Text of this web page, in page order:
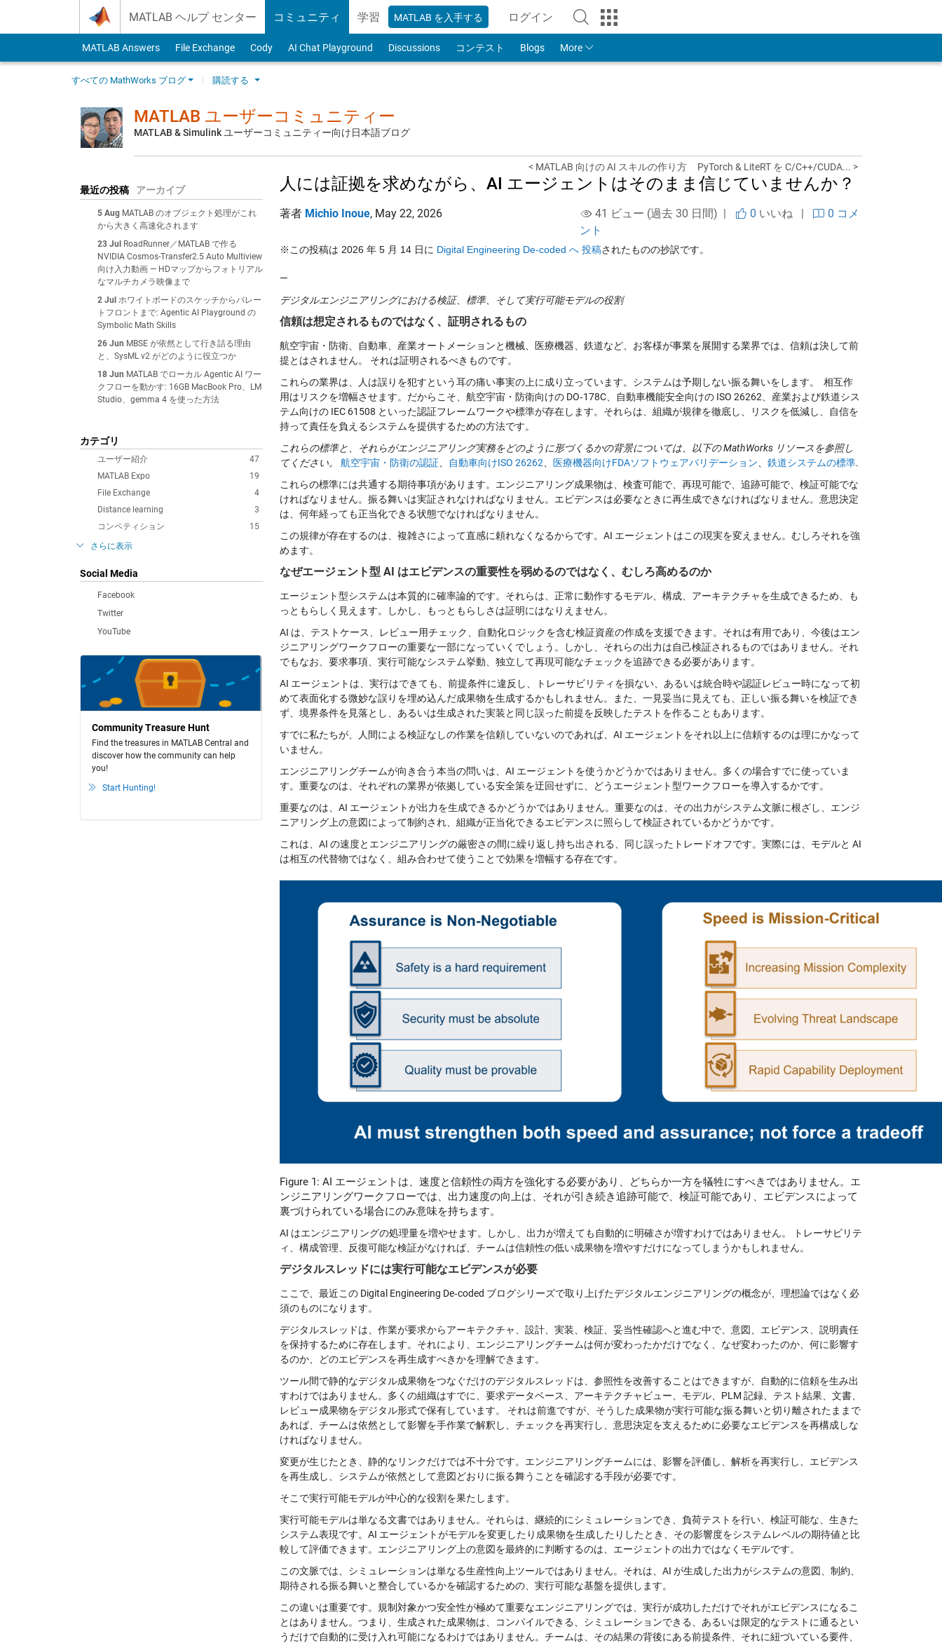
MATLAB ヘルプ センター コミュニティ 学習 MATLAB を入手する ログイン
to Your MathWorks Account
MATLAB Answers File Exchange Cody AI Chat Playground Discussions コンテスト Blogs More
すべての MathWorks ブログ 購読する
MATLAB ユーザーコミュニティー
MATLAB & Simulink ユーザーコミュニティー向け日本語ブログ
最近の投稿 アーカイブ
5 Aug MATLAB のオブジェクト処理がこれ
から大きく高速化されます
23 Jul
RoadRunner／MATLAB で作る
NVIDIA Cosmos-Transfer2.5 Auto Multiview
向け入力動画 — HDマップからフォトリアル
なマルチカメラ映像まで
2 Jul ホワイトボードのスケッチからパレー
トフロントまで: Agentic AI Playground の
Symbolic Math Skills
26 Jun MBSE が依然として行き詰る理由
と、SysML v2 がどのように役立つか
18 Jun MATLAB でローカル Agentic AI ワー
クフローを動かす: 16GB MacBook Pro、LM
Studio、gemma 4 を使った方法
カテゴリ
47
ユーザー紹介
19
MATLAB Expo
4
File Exchange
3
Distance learning
15
コンペティション
さらに表示
Social Media
Facebook
Twitter
YouTube
Community Treasure Hunt
Find the treasures in MATLAB Central and
discover how the community can help
you!
Start Hunting!
< MATLAB 向けの AI スキルの作り方 PyTorch & LiteRT を C/C++/CUDA... >
人には証拠を求めながら、AI エージェントはそのまま信じていませんか？
著者 Michio Inoue, May 22, 2026 41 ビュー (過去 30 日間) | 0 いいね|
0 コメ
ント
※この投稿は 2026 年 5 月 14 日に Digital Engineering De-coded へ 投稿されたものの抄訳です。
—
デジタルエンジニアリングにおける検証、標準、そして実行可能モデルの役割
信頼は想定されるものではなく、証明されるもの
航空宇宙・防衛、自動車、産業オートメーションと機械、医療機器、鉄道など、お客様が事業を展開する業界では、信頼は決して前
提とはされません。 それは証明されるべきものです。
これらの業界は、人は誤りを犯すという耳の痛い事実の上に成り立っています。システムは予期しない振る舞いをします。 相互作
用はリスクを増幅させます。だからこそ、航空宇宙・防衛向けの DO‑178C、自動車機能安全向けの ISO 26262、産業および鉄道シス
テム向けの IEC 61508 といった認証フレームワークや標準が存在します。それらは、組織が規律を徹底し、リスクを低減し、自信を
持って責任を負えるシステムを提供するための方法です。
これらの標準と、それらがエンジニアリング実務をどのように形づくるかの背景については、以下の MathWorks リソースを参照し
てください。
航空宇宙・防衛の認証 自動車向けISO 26262 医療機器向けFDAソフトウェアバリデーション 鉄道システムの標準.
これらの標準には共通する期待事項があります。エンジニアリング成果物は、検査可能で、再現可能で、追跡可能で、検証可能でな
ければなりません。振る舞いは実証されなければなりません。エビデンスは必要なときに再生成できなければなりません。意思決定
は、何年経っても正当化できる状態でなければなりません。
この規律が存在するのは、複雑さによって直感に頼れなくなるからです。AI エージェントはこの現実を変えません。むしろそれを強
めます。
なぜエージェント型 AI はエビデンスの重要性を弱めるのではなく、むしろ高めるのか
エージェント型システムは本質的に確率論的です。 それらは、正常に動作するモデル、構成、アーキテクチャを生成できるため、も
っともらしく見えます。
しかし、もっともらしさは証明にはなりえません。
AI は、テストケース、レビュー用チェック、自動化ロジックを含む検証資産の作成を支援できます。それは有用であり、今後はエン
ジニアリングワークフローの重要な一部になっていくでしょう。しかし、それらの出力は自己検証されるものではありません。それ
でもなお、 要求事項、実行可能なシステム挙動、独立して再現可能なチェックを追跡できる必要があります。
AI エージェントは、実行はできても、前提条件に違反し、トレーサビリティを損ない、あるいは統合時や認証レビュー時になって初
めて表面化する微妙な誤りを埋め込んだ成果物を生成するかもしれません。また、一見妥当に見えても、正しい振る舞いを検証でき
ず、境界条件を見落とし、あるいは生成された実装と同じ誤った前提を反映したテストを作ることもあります。
すでに私たちが、人間による検証なしの作業を信頼していないのであれば、AI エージェントをそれ以上に信頼するのは理にかなって
いません。
エンジニアリングチームが向き合う本当の問いは、AI エージェントを使うかどうかではありません。多くの場合すでに使っていま
す。重要なのは、それぞれの業界が依拠している安全策を迂回せずに、どうエージェント型ワークフローを導入するかです。
重要なのは、AI エージェントが出力を生成できるかどうかではありません。重要なのは、その出力がシステム文脈に根ざし、エンジ
ニアリング上の意図によって制約され、組織が正当化できるエビデンスに照らして検証されているかどうかです。
これは、AI の速度とエンジニアリングの厳密さの間に繰り返し持ち出される、同じ誤ったトレードオフです。実際には、モデルと AI
は相互の代替物ではなく、組み合わせて使うことで効果を増幅する存在です。
Figure 1: AI エージェントは、速度と信頼性の両方を強化する必要があり、どちらか一方を犠牲にすべきではありません。エ
ンジニアリングワークフローでは、出力速度の向上は、それが引き続き追跡可能で、検証可能であり、エビデンスによって
裏づけられている場合にのみ意味を持ちます。
AI はエンジニアリングの処理量を増やせます。しかし、出力が増えても自動的に明確さが増すわけではありません。 トレーサビリテ
ィ、構成管理、反復可能な検証がなければ、 チームは信頼性の低い成果物を増やすだけになってしまうかもしれません。
デジタルスレッドには実行可能なエビデンスが必要
ここで、最近この Digital Engineering De‑coded ブログシリーズで取り上げたデジタルエンジニアリングの概念が、理想論ではなく必
須のものになります。
デジタルスレッドは、作業が要求からアーキテクチャ、設計、実装、検証、妥当性確認へと進む中で、意図、エビデンス、説明責任
を保持するために存在します。それにより、エンジニアリングチームは何が変わったかだけでなく、なぜ変わったのか、何に影響す
るのか、どのエビデンスを再生成すべきかを理解できます。
ツール間で静的なデジタル成果物をつなぐだけのデジタルスレッドは、参照性を改善することはできますが、自動的に信頼を生み出
すわけではありません。多くの組織はすでに、要求データベース、アーキテクチャビュー、モデル、PLM 記録、テスト結果、文書、
レビュー成果物をデジタル形式で保有しています。 それは前進ですが、そうした成果物が実行可能な振る舞いと切り離されたままで
あれば、チームは依然として影響を手作業で解釈し、チェックを再実行し、意思決定を支えるために必要なエビデンスを再構成しな
ければなりません。
変更が生じたとき、静的なリンクだけでは不十分です。エンジニアリングチームには、影響を評価し、解析を再実行し、エビデンス
を再生成し、システムが依然として意図どおりに振る舞うことを確認する手段が必要です。
そこで実行可能モデルが中心的な役割を果たします。
実行可能モデルは単なる文書ではありません。 それらは、継続的にシミュレーションでき、負荷テストを行い、検証可能な、生きた
システム表現です。AI エージェントがモデルを変更したり成果物を生成したりしたとき、その影響度をシステムレベルの期待値と比
較して評価できます。エンジニアリング上の意図を最終的に判断するのは、エージェントの出力ではなくモデルです。
この文脈では、シミュレーションは単なる生産性向上ツールではありません。それは、 AI が生成した出力がシステムの意図、制約、
期待される振る舞いと整合しているかを確認するための、実行可能な基盤を提供します。
この違いは重要です。 規制対象かつ安全性が極めて重要なエンジニアリングでは、実行が成功しただけでそれがエビデンスになるこ
とはありません。つまり、 生成された成果物は、コンパイルできる、シミュレーションできる、あるいは限定的なテストに通るとい
うだけで自動的に受け入れ可能になるわけではありません。 チームは、その結果の背後にある前提条件、それに紐づいている要件、